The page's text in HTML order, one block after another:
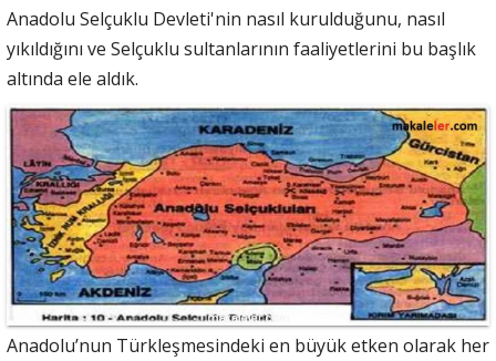
Anadolu Selçuklu Devleti'nin nasıl kurulduğunu, nasıl
yıkıldığını ve Selçuklu sultanlarının faaliyetlerini bu başlık
altında ele aldık.
Anadolu’nun Türkleşmesindeki en büyük etken olarak her